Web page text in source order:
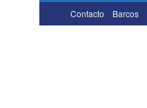
Contacto Barcos